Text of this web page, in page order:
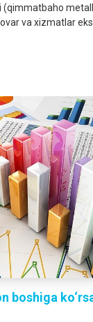
(qimmatbaho
va xizmatlar
boshiga